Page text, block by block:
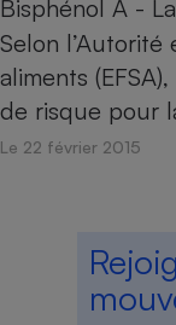
Bisphénol A -
Selon
aliments
de risque pour
Le 22 février 2015